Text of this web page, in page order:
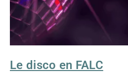
Le disco en FALC